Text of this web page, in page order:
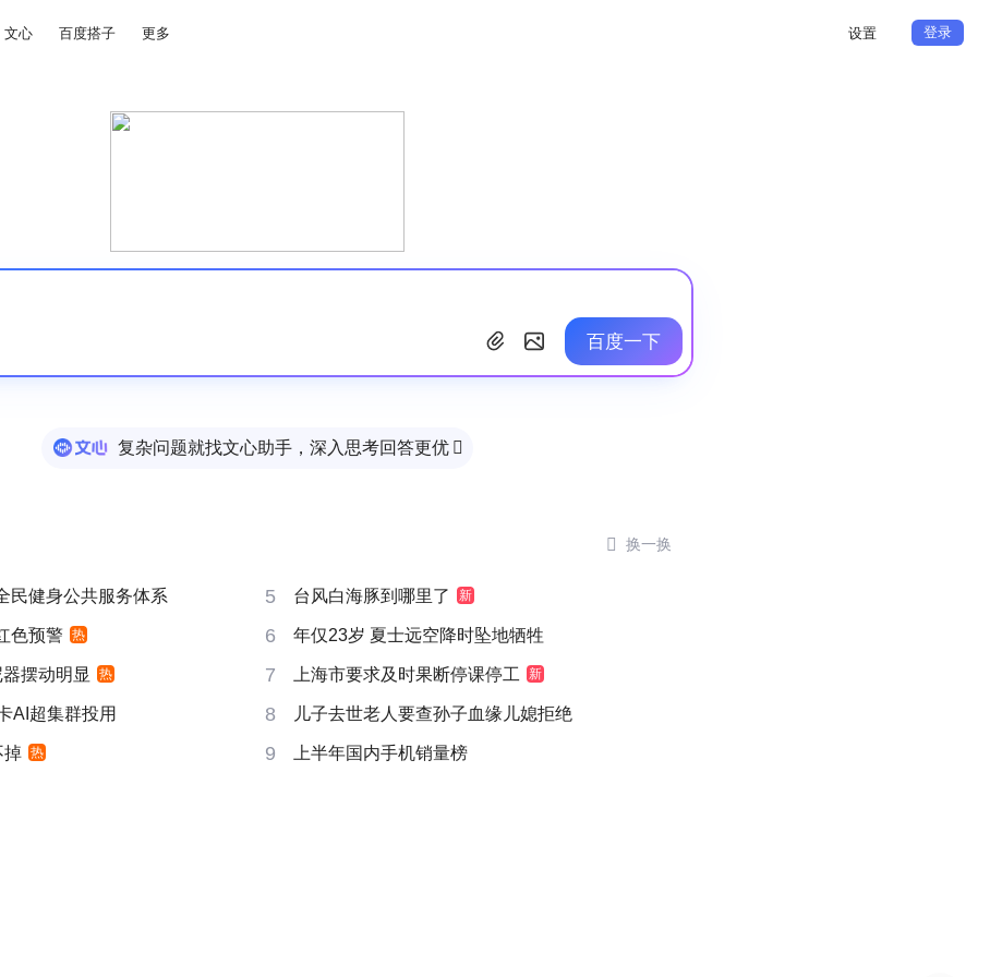
文心 百度搭子 更多 设置 登录
百度一下
复杂问题就找文心助手，深入思考回答更优 
 换一换
民健身公共服务体系 5 台风白海豚到哪里了 新
色预警 热 6 年仅23岁 夏士远空降时坠地牺牲
摆动明显 热 7 上海市要求及时果断停课停工 新
AI超集群投用 8 儿子去世老人要查孙子血缘儿媳拒绝
掉 热 9 上半年国内手机销量榜